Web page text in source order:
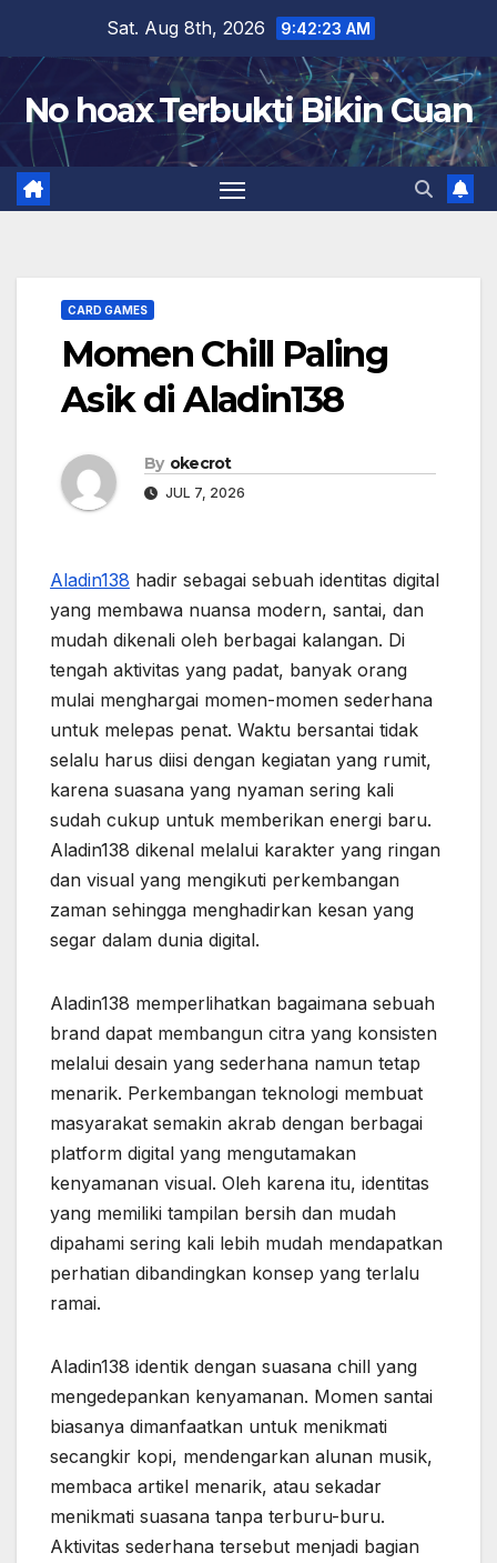
content
Sat. Aug 8th, 2026 9:42:23 AM
No hoax Terbukti Bikin Cuan
CARD GAMES
Momen Chill Paling
Asik di Aladin138
By okecrot
JUL 7, 2026
Aladin138 hadir sebagai sebuah identitas digital
yang membawa nuansa modern, santai, dan
mudah dikenali oleh berbagai kalangan. Di
tengah aktivitas yang padat, banyak orang
mulai menghargai momen-momen sederhana
untuk melepas penat. Waktu bersantai tidak
selalu harus diisi dengan kegiatan yang rumit,
karena suasana yang nyaman sering kali
sudah cukup untuk memberikan energi baru.
Aladin138 dikenal melalui karakter yang ringan
dan visual yang mengikuti perkembangan
zaman sehingga menghadirkan kesan yang
segar dalam dunia digital.
Aladin138 memperlihatkan bagaimana sebuah
brand dapat membangun citra yang konsisten
melalui desain yang sederhana namun tetap
menarik. Perkembangan teknologi membuat
masyarakat semakin akrab dengan berbagai
platform digital yang mengutamakan
kenyamanan visual. Oleh karena itu, identitas
yang memiliki tampilan bersih dan mudah
dipahami sering kali lebih mudah mendapatkan
perhatian dibandingkan konsep yang terlalu
ramai.
Aladin138 identik dengan suasana chill yang
mengedepankan kenyamanan. Momen santai
biasanya dimanfaatkan untuk menikmati
secangkir kopi, mendengarkan alunan musik,
membaca artikel menarik, atau sekadar
menikmati suasana tanpa terburu-buru.
Aktivitas sederhana tersebut menjadi bagian